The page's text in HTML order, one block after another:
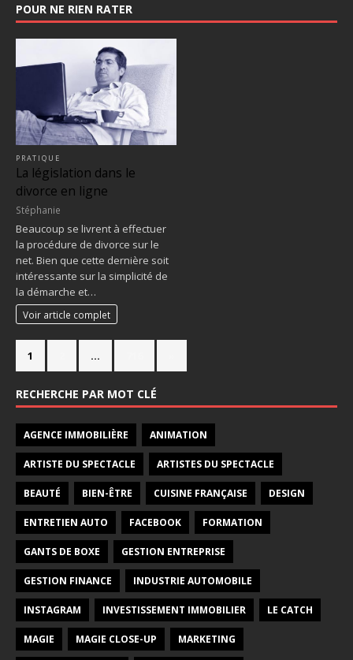
POUR NE RIEN RATER
PRATIQUE
La législation dans le
divorce en ligne
Stéphanie
Beaucoup se livrent à effectuer
la procédure de divorce sur le
net. Bien que cette dernière soit
intéressante sur la simplicité de
la démarche et…
Voir article complet
1 …
RECHERCHE PAR MOT CLÉ
AGENCE IMMOBILIÈRE ANIMATION
ARTISTE DU SPECTACLE ARTISTES DU SPECTACLE
BEAUTÉ BIEN-ÊTRE CUISINE FRANÇAISE DESIGN
ENTRETIEN AUTO FACEBOOK FORMATION
GANTS DE BOXE GESTION ENTREPRISE
GESTION FINANCE INDUSTRIE AUTOMOBILE
INSTAGRAM INVESTISSEMENT IMMOBILIER LE CATCH
MAGIE MAGIE CLOSE-UP MARKETING